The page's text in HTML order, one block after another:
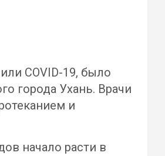
COVID-19, было
города Ухань. Врачи
и
начало расти в